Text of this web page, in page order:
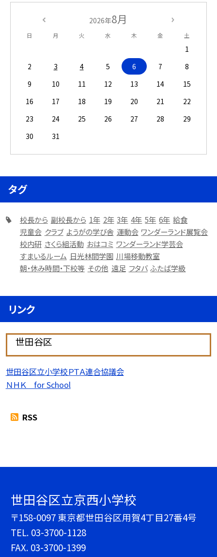
2026年8月
日 月 火 水 木 金 土
1
2
3 4 5 6 7
8
9
10 11 12 13 14
15
16
17 18 19 20 21
22
23
24 25 26 27 28
29
30
31
タグ
校長から 副校長から 1年 2年 3年 4年 5年 6年 給食
児童会 クラブ ようがの学び舎 運動会 ワンダーランド展覧会
校内研 さくら組活動 おはコミ ワンダーランド学芸会
すまいるルーム 日光林間学園 川場移動教室
朝・休み時間・下校等 その他 遠足 フタバ ふたば学級
リンク
世田谷区
世田谷区立小学校ＰＴＡ連合協議会
ＮＨＫ for School
RSS
世田谷区立京西小学校
〒158-0097 東京都世田谷区用賀4丁目27番4号
TEL. 03-3700-1128
FAX. 03-3700-1399